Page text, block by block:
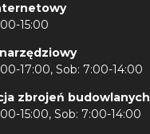
15:00
17:00, Sob: 7:00-14:00
zbrojeń budowlanych
15:00, Sob: 7:00-14:00